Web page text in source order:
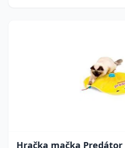
Hračka mačka Predátor